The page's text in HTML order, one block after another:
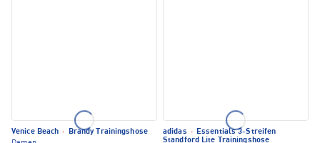
Venice Beach ·
Brandy Trainingshose
adidas · Essentials 3-Streifen
Standford Lite Trainingshose